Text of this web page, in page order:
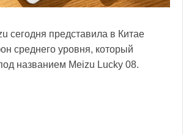
сегодня представила в Китае
среднего уровня, который
названием Meizu Lucky 08.